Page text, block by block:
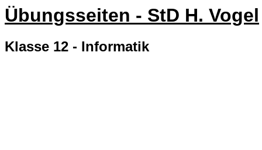
Übungsseiten - StD H. Vogel
Klasse 12 - Informatik